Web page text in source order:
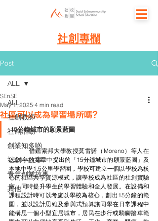
社創專欄
Post
ALL
社創教師
社創活動
創業知多啲
社創小故事
青年創業故事
其他
ALL
社區可以成為學習場所嗎？
SEnSE
May 1, 2025 4 min read
15分鐘城市的願景藍圖
	借鑑索邦大學教授莫雷諾（Moreno）等人在
2021年的文章中提出的「15分鐘城市的願景藍圖」及
本地中學1.5公里學習圈，學校可建立一個以學校為核
心的社區共享資源模式，讓學校成為社區的社創實驗
室，同時提升學生的學習體驗和全人發展。在設備和
課程設計時可以考慮以學校為核心，劃出15分鐘的範
圍，並以設計思維及參與式預算讓同學在日常課程中
能構思一個小型宜居城市，居民在步行或騎腳踏車範